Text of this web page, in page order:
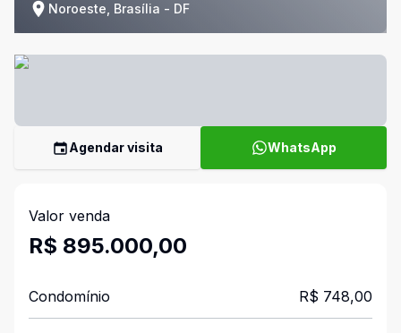
Noroeste, Brasília - DF
Agendar visita WhatsApp
Valor venda
R$ 895.000,00
Condomínio R$ 748,00